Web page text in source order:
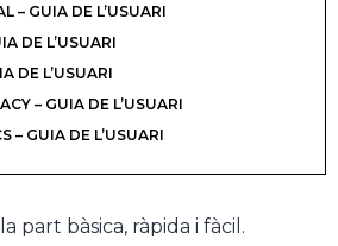
part bàsica, ràpida i fàcil.
– GUIA DE L’USUARI
DE L’USUARI
DE L’USUARI
– GUIA DE L’USUARI
– GUIA DE L’USUARI